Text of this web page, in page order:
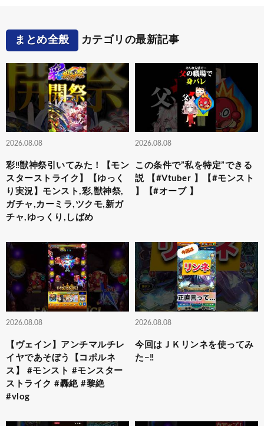
まとめ全般 カテゴリの最新記事
2026.08.08
彩‼獣神祭引いてみた！【モン
スターストライク】【ゆっく
り実況】モンスト,彩,獣神祭,
ガチャ,カーミラ,ツクモ,新ガ
チャ,ゆっくり,しばめ
2026.08.08
この条件で”私を特定”できる
説 【#Vtuber 】【#モンスト
】【#オーブ 】
2026.08.08
【ヴェイン】アンチマルチレ
イヤであそぼう【コポルネ
ス】 #モンスト #モンスター
ストライク #轟絶 #黎絶
#vlog
2026.08.08
今回はＪＫリンネを使ってみ
た−‼️